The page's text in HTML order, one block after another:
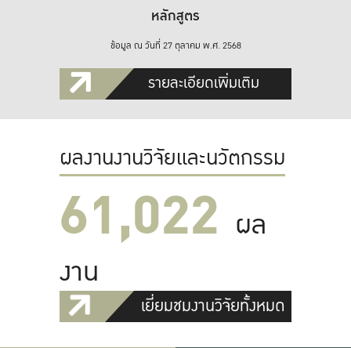
หลักสูตร
ข้อมูล ณ วันที่ 27 ตุลาคม พ.ศ. 2568
รายละเอียดเพิ่มเติม
ผลงานงานวิจัยและนวัตกรรม
61,022 ผล
งาน
เยี่ยมชมงานวิจัยทั้งหมด